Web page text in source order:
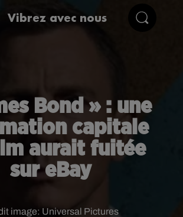
Vibrez avec nous
Bond » : une
capitale
aurait fuitée
sur eBay
image: Universal Pictures